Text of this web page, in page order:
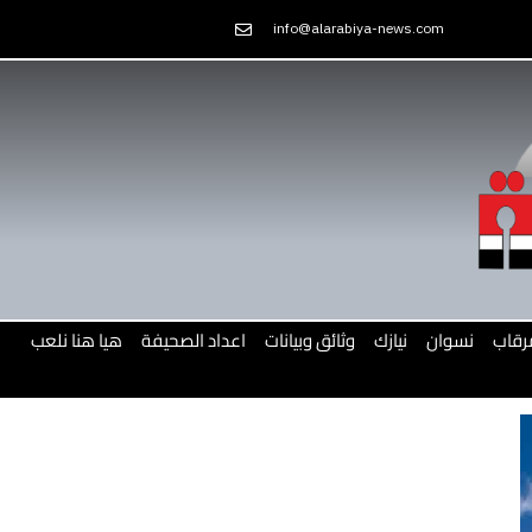
to
info@alarabiya-news.com
نسوان نيازك وثائق وبيانات اعداد الصحيفة هيا هنا نلعب